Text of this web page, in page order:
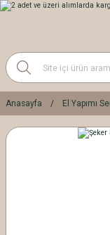
Anasayfa El Yapımı